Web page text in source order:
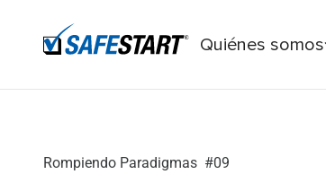
Quiénes somos
Rompiendo Paradigmas #09